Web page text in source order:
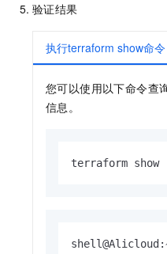
验证结果
执行terraform show命令
您可以使用以下命令查
信息。
terraform show